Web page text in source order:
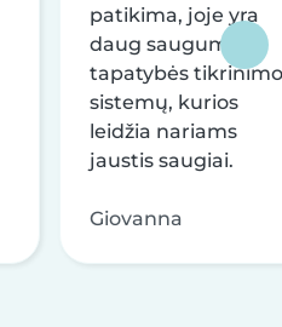
patikima, joje yra
daug saugumo ir
tapatybės tikrinimo
sistemų, kurios
leidžia nariams
jaustis saugiai.
Giovanna